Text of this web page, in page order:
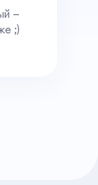
—
;)